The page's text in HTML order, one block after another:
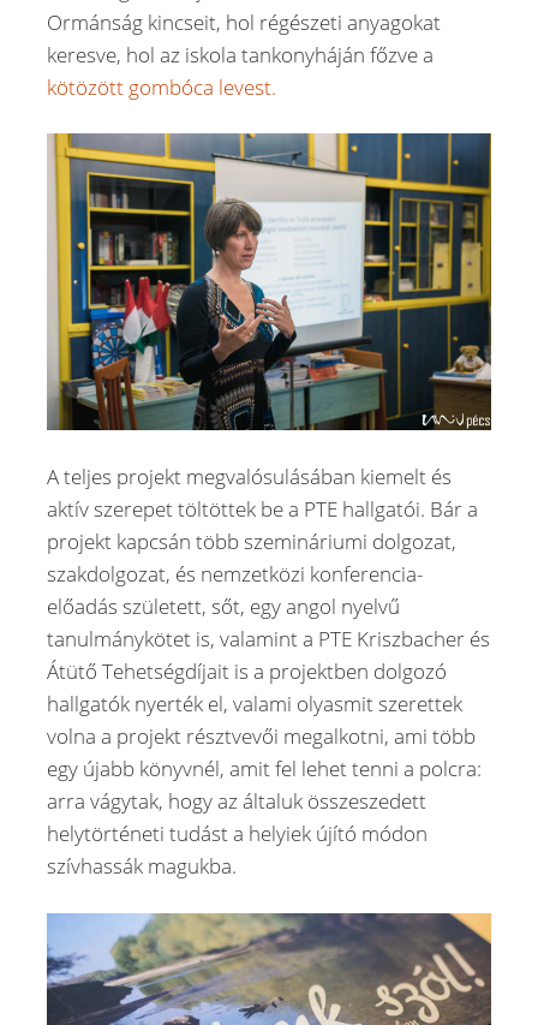
Ormánság kincseit, hol régészeti anyagokat
keresve, hol az iskola tankonyháján főzve a
kötözött gombóca levest.
A teljes projekt megvalósulásában kiemelt és
aktív szerepet töltöttek be a PTE hallgatói. Bár a
projekt kapcsán több szemináriumi dolgozat,
szakdolgozat, és nemzetközi konferencia-
előadás született, sőt, egy angol nyelvű
tanulmánykötet is, valamint a PTE Kriszbacher és
Átütő Tehetségdíjait is a projektben dolgozó
hallgatók nyerték el, valami olyasmit szerettek
volna a projekt résztvevői megalkotni, ami több
egy újabb könyvnél, amit fel lehet tenni a polcra:
arra vágytak, hogy az általuk összeszedett
helytörténeti tudást a helyiek újító módon
szívhassák magukba.